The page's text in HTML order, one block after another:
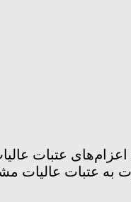
عتبات
حج و زیارت به